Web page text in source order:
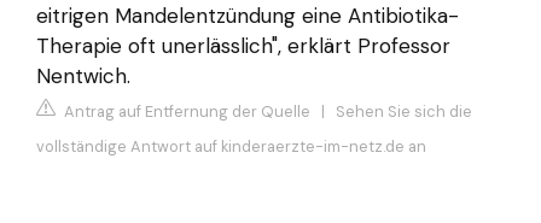
eitrigen Mandelentzündung eine Antibiotika-
Therapie oft unerlässlich", erklärt Professor
Nentwich.
Antrag auf Entfernung der Quelle | Sehen Sie sich die
vollständige Antwort auf kinderaerzte-im-netz.de an